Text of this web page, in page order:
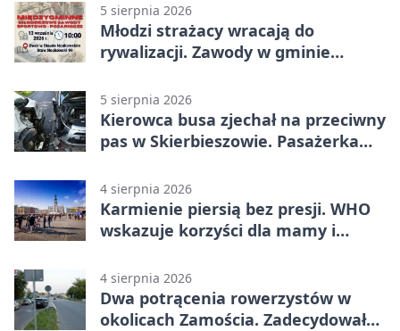
5 sierpnia 2026
Młodzi strażacy wracają do
rywalizacji. Zawody w gminie
5 sierpnia 2026
Kierowca busa zjechał na przeciwny
pas w Skierbieszowie. Pasażerka
4 sierpnia 2026
Karmienie piersią bez presji. WHO
wskazuje korzyści dla mamy i
4 sierpnia 2026
Dwa potrącenia rowerzystów w
okolicach Zamościa. Zadecydowało